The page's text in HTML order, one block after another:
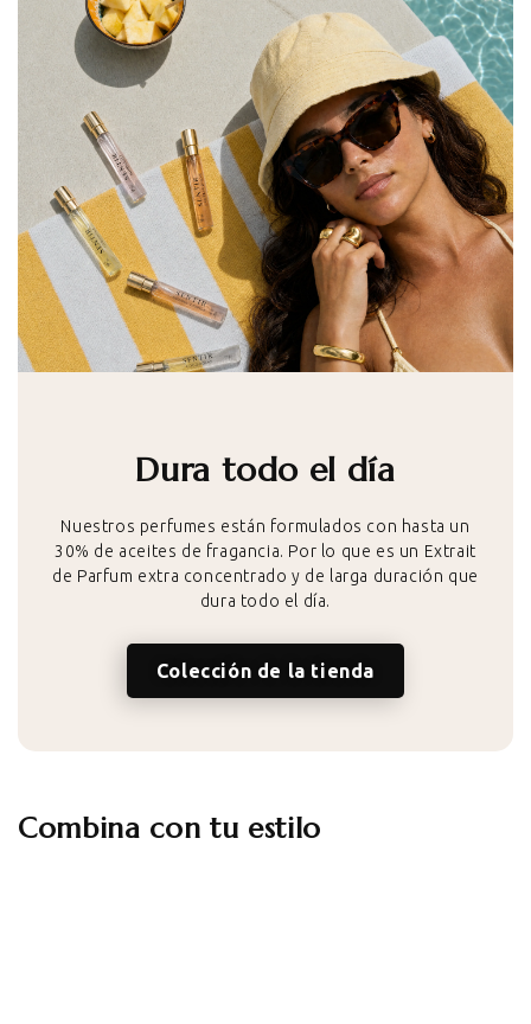
Dura todo el día
Nuestros perfumes están formulados con hasta un
30% de aceites de fragancia. Por lo que es un Extrait
de Parfum extra concentrado y de larga duración que
dura todo el día.
Colección de la tienda
Combina con tu estilo